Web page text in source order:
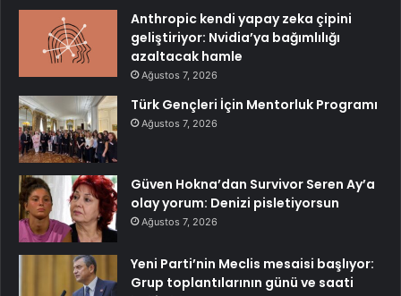
Anthropic kendi yapay zeka çipini
geliştiriyor: Nvidia’ya bağımlılığı
azaltacak hamle
Ağustos 7, 2026
Türk Gençleri İçin Mentorluk Programı
Ağustos 7, 2026
Güven Hokna’dan Survivor Seren Ay’a
olay yorum: Denizi pisletiyorsun
Ağustos 7, 2026
Yeni Parti’nin Meclis mesaisi başlıyor:
Grup toplantılarının günü ve saati